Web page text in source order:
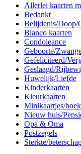
Allerlei kaarten
Bedankt
Belijdenis/Doop/
Blanco kaarten
Condoleance
Geboorte/
Gefeliciteerd/
Geslaagd/
Huwelijk/Liefde
Kinderkaarten
Kleurkaarten
Minikaartjes/
Nieuw huis/
Opa & Oma
Postzegels
Sterkte/